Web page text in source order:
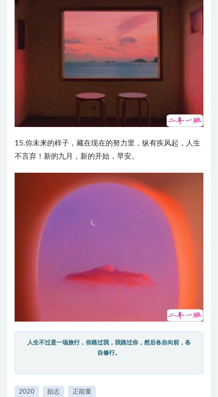
15.你未来的样子，藏在现在的努力里，纵有疾风起，人生
不言弃！新的九月，新的开始，早安。
人生不过是一场旅行，你路过我，我路过你，然后各自向前，各
自修行。
2020 励志 正能量